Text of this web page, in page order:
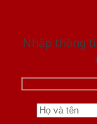
Nhập thông